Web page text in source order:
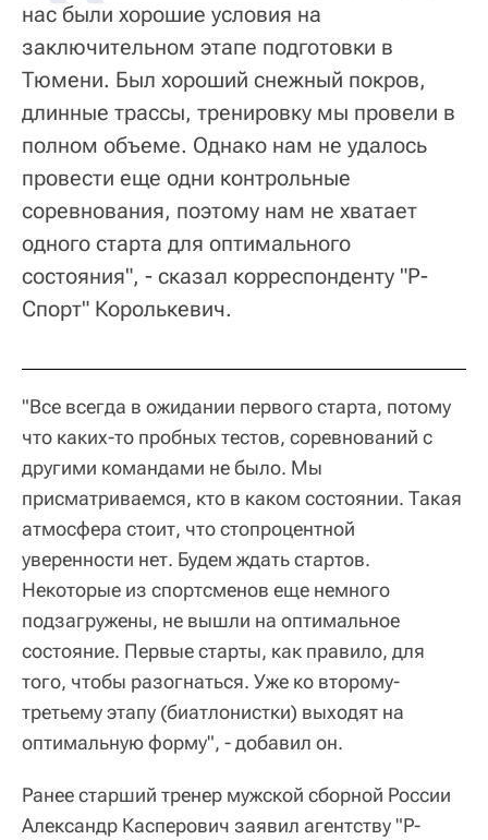
нас были хорошие условия на
заключительном этапе подготовки в
Тюмени. Был хороший снежный покров,
длинные трассы, тренировку мы провели в
полном объеме. Однако нам не удалось
провести еще одни контрольные
соревнования, поэтому нам не хватает
одного старта для оптимального
состояния", - сказал корреспонденту "Р-
Спорт" Королькевич.
"Все всегда в ожидании первого старта, потому
что каких-то пробных тестов, соревнований с
другими командами не было. Мы
присматриваемся, кто в каком состоянии. Такая
атмосфера стоит, что стопроцентной
уверенности нет. Будем ждать стартов.
Некоторые из спортсменов еще немного
подзагружены, не вышли на оптимальное
состояние. Первые старты, как правило, для
того, чтобы разогнаться. Уже ко второму-
третьему этапу (биатлонистки) выходят на
оптимальную форму", - добавил он.
Ранее старший тренер мужской сборной России
Александр Касперович заявил агентству "Р-